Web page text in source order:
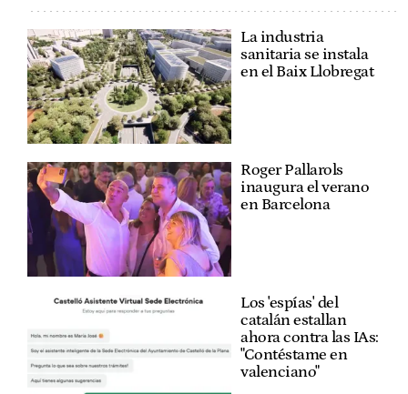
La industria
sanitaria se instala
en el Baix Llobregat
Roger Pallarols
inaugura el verano
en Barcelona
Los 'espías' del
catalán estallan
ahora contra las IAs:
"Contéstame en
valenciano"